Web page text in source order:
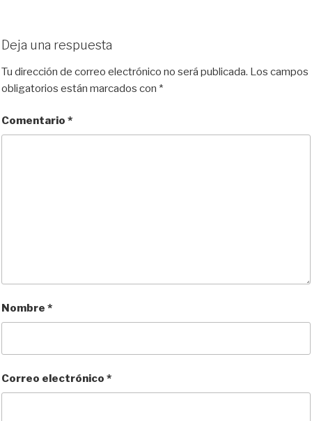
Deja una respuesta
Tu dirección de correo electrónico no será publicada. Los campos
obligatorios están marcados con *
Comentario *
Nombre *
Correo electrónico *